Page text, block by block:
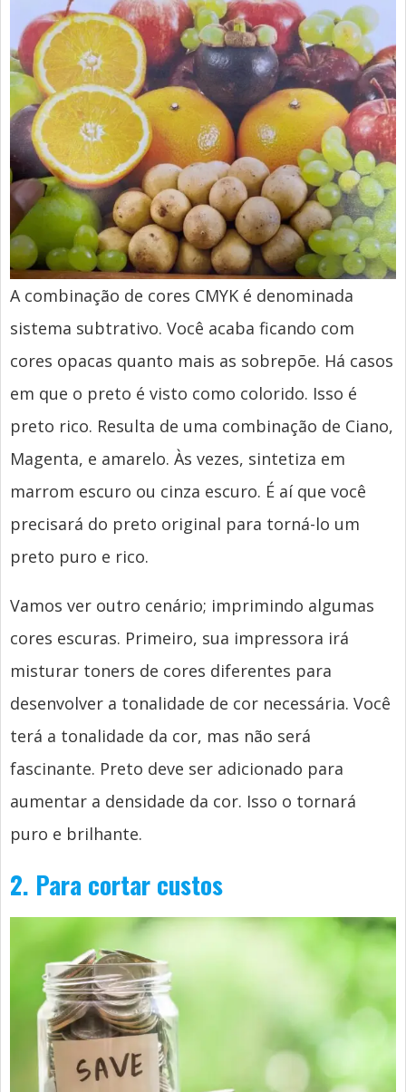
A combinação de cores CMYK é denominada
sistema subtrativo. Você acaba ficando com
cores opacas quanto mais as sobrepõe. Há casos
em que o preto é visto como colorido. Isso é
preto rico. Resulta de uma combinação de Ciano,
Magenta, e amarelo. Às vezes, sintetiza em
marrom escuro ou cinza escuro. É aí que você
precisará do preto original para torná-lo um
preto puro e rico.
Vamos ver outro cenário; imprimindo algumas
cores escuras. Primeiro, sua impressora irá
misturar toners de cores diferentes para
desenvolver a tonalidade de cor necessária. Você
terá a tonalidade da cor, mas não será
fascinante. Preto deve ser adicionado para
aumentar a densidade da cor. Isso o tornará
puro e brilhante.
2. Para cortar custos